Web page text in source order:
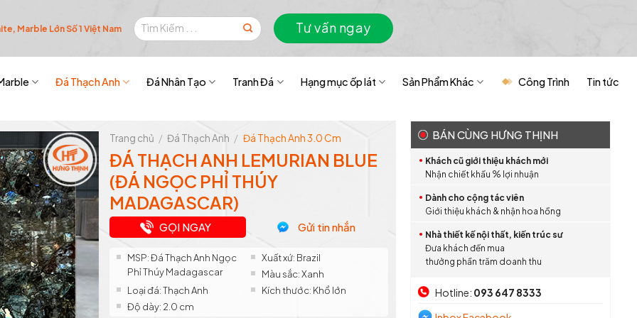
Marble Lớn Số 1 Việt Nam
Tìm
kiếm:
Tư vấn ngay
Đá Thạch Anh Đá Nhân Tạo Tranh Đá Hạng mục ốp lát Sản Phẩm Khác Công Trình Tin tức
BÁN CÙNG HƯNG THỊNH
Khách cũ giới thiệu khách mới
Nhận chiết khấu % lợi nhuận
Dành cho cộng tác viên
Giới thiệu khách & nhận hoa hồng
Nhà thiết kế nội thất, kiến trúc sư
Đưa khách đến mua
thưởng phần trăm doanh thu
Hotline: 093 647 8333
Trang chủ / Đá Thạch Anh / Đá Thạch Anh 3.0 Cm
ĐÁ THẠCH ANH LEMURIAN BLUE
(ĐÁ NGỌC PHỈ THÚY
MADAGASCAR)
GỌI NGAY Gửi tin nhắn
MSP: Đá Thạch Anh Ngọc
Phỉ Thúy Madagascar
Xuất xứ: Brazil
Màu sắc: Xanh
Loại đá: Thạch Anh
Kích thước: Khổ lớn
Độ dày: 2.0 cm